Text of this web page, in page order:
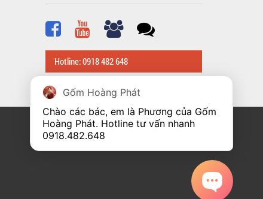
Hotline: 0918 482 648
Gốm Hoàng Phát
Chào các bác, em là Phương của Gốm
0918.482.648